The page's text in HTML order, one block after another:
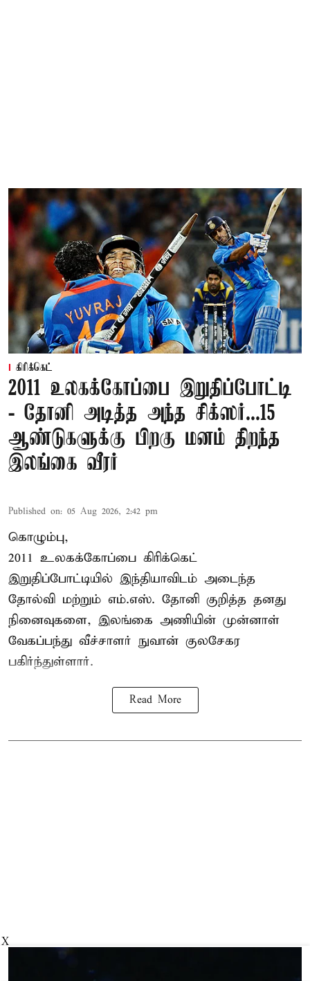
கிரிக்கெட்
2011 உலகக்கோப்பை இறுதிப்போட்டி
- தோனி அடித்த அந்த சிக்ஸர்...15
ஆண்டுகளுக்கு பிறகு மனம் திறந்த
இலங்கை வீரர்
Published on: 05 Aug 2026, 2:42 pm
கொழும்பு,
2011 உலகக்கோப்பை கிரிக்கெட்
இறுதிப்போட்டியில் இந்தியாவிடம் அடைந்த
தோல்வி மற்றும் எம்.எஸ். தோனி குறித்த தனது
நினைவுகளை, இலங்கை அணியின் முன்னாள்
வேகப்பந்து வீச்சாளர் நுவான் குலசேகர
பகிர்ந்துள்ளார்.
Read More
X